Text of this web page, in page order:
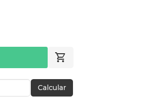
Calcular